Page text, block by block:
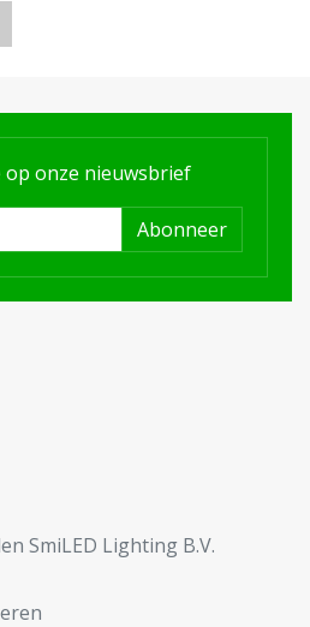
op onze nieuwsbrief
Abonneer
SmiLED Lighting B.V.